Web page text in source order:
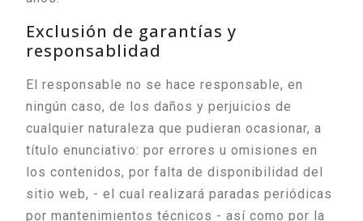
Exclusión de garantías y
responsablidad
El responsable no se hace responsable, en
ningún caso, de los daños y perjuicios de
cualquier naturaleza que pudieran ocasionar, a
título enunciativo: por errores u omisiones en
los contenidos, por falta de disponibilidad del
sitio web, - el cual realizará paradas periódicas
por mantenimientos técnicos - así como por la